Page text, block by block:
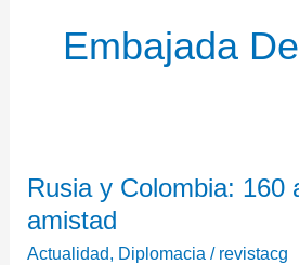
Embajada
Rusia y Colombia: 160
amistad
Actualidad, Diplomacia / revistacg
y
Colombia:
160